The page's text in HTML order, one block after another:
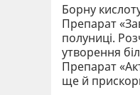
Борну
Препарат
полуниці.
утворення
Препарат
ще й